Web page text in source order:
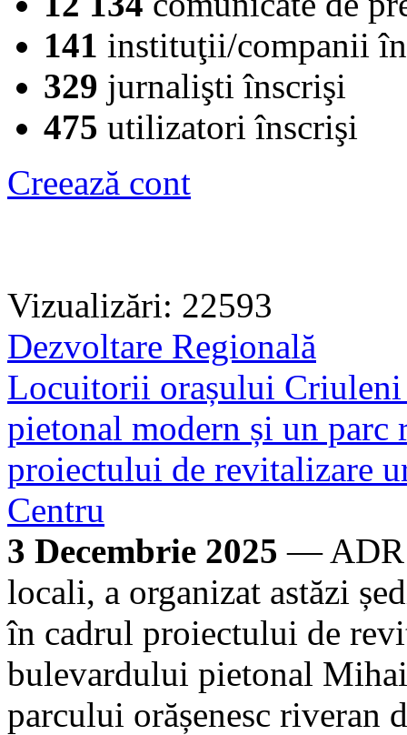
141 instituţii/companii
329 jurnalişti înscrişi
475 utilizatori înscrişi
Creează cont
Vizualizări: 22593
Dezvoltare Regională
Locuitorii orașului Criuleni
pietonal modern și un parc
proiectului de revitalizare
Centru
3 Decembrie 2025 — ADR
locali, a organizat astăzi
în cadrul proiectului de
bulevardului pietonal
parcului orășenesc riveran